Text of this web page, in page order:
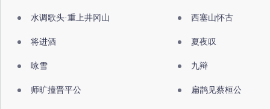
水调歌头·重上井冈山 西塞山怀古
将进酒 夏夜叹
咏雪 九辩
师旷撞晋平公 扁鹊见蔡桓公